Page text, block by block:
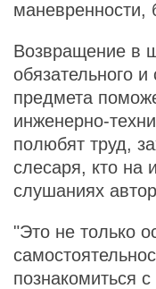
Возвращение в
обязательного и
предмета
инженерно-
полюбят труд,
слесаря, кто на
слушаниях
"Это не только
познакомиться